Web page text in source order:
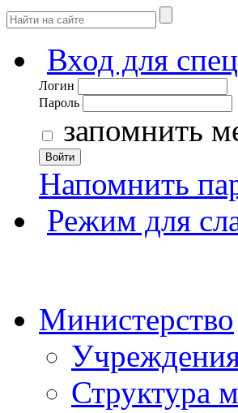
Вход для
Логин
Пароль
запомнить
Войти
Напомнить
Режим для
Министерство
Структура